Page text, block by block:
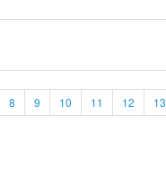
8 9 10 11 12 13